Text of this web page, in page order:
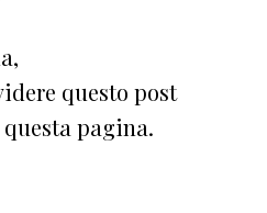
questo post
pagina.